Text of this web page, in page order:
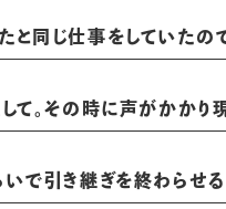
同じ仕事をしていたの
て。その時に声がかかり
で引き継ぎを終わらせる